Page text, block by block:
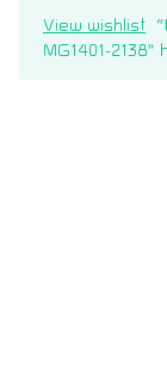
View wishlist
MG1401-